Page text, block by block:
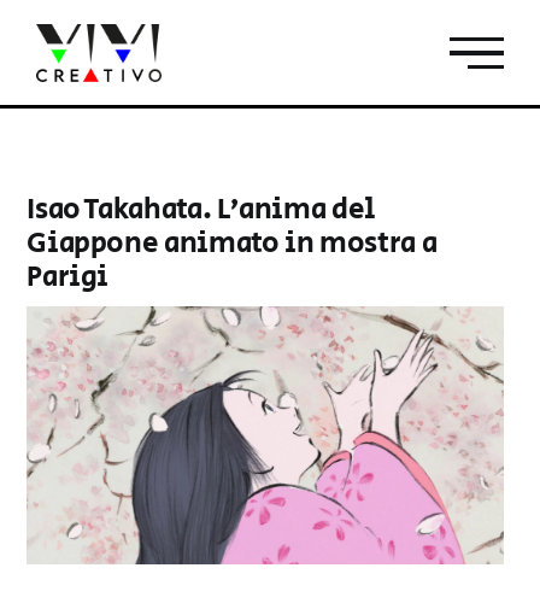
contenuto
Isao Takahata. L’anima del
Giappone animato in mostra a
Parigi